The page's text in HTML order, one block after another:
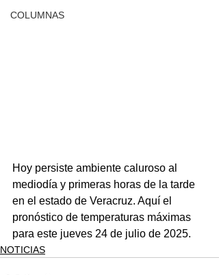
COLUMNAS
Hoy persiste ambiente caluroso al
mediodía y primeras horas de la tarde
en el estado de Veracruz. Aquí el
pronóstico de temperaturas máximas
para este jueves 24 de julio de 2025.
NOTICIAS